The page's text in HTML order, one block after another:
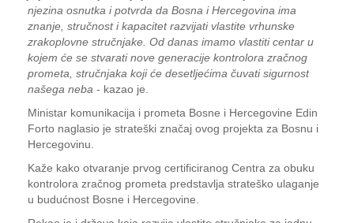
njezina osnutka i potvrda da Bosna i Hercegovina ima
znanje, stručnost i kapacitet razvijati vlastite vrhunske
zrakoplovne stručnjake. Od danas imamo vlastiti centar u
kojem će se stvarati nove generacije kontrolora zračnog
prometa, stručnjaka koji će desetljećima čuvati sigurnost
našega neba - kazao je.
Ministar komunikacija i prometa Bosne i Hercegovine Edin
Forto naglasio je strateški značaj ovog projekta za Bosnu i
Hercegovinu.
Kaže kako otvaranje prvog certificiranog Centra za obuku
kontrolora zračnog prometa predstavlja strateško ulaganje
u budućnost Bosne i Hercegovine.